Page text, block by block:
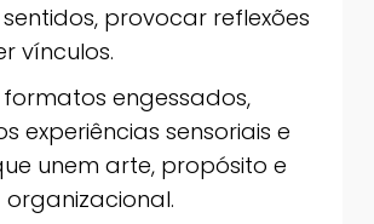
provocar reflexões
vínculos.
formatos engessados,
experiências sensoriais e
unem arte, propósito e